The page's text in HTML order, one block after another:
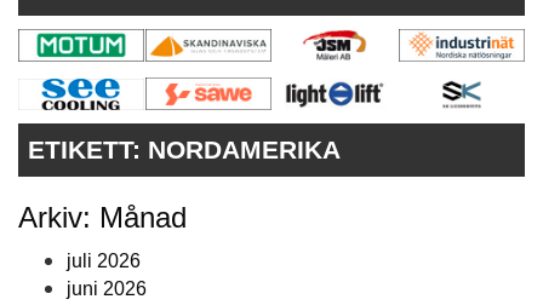
PRENUMERERA
VÅRA ANDRA MAGASIN
ANNONSERA
KONTAKT
ETIKETT: NORDAMERIKA
Arkiv: Månad
juli 2026
juni 2026